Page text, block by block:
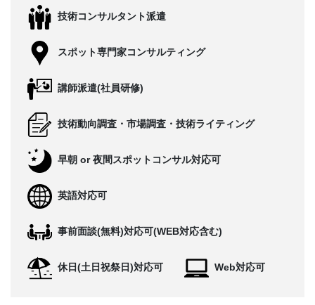
技術コンサルタント派遣
スポット専門家コンサルティング
講師派遣(社員研修)
技術動向調査・市場調査・技術ライティング
早朝 or 夜間スポットコンサル対応可
英語対応可
事前面談(無料)対応可(WEB対応含む)
休日(土日祝祭日)対応可 Web対応可